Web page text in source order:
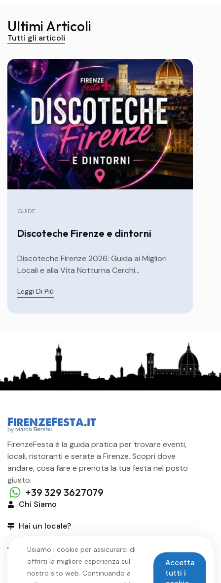
Ultimi Articoli
Tutti gli articoli
GUIDE
Discoteche Firenze e dintorni
Discoteche Firenze 2026: Guida ai Migliori
Locali e alla Vita Notturna Cerchi...
Leggi Di Più
FirenzeFesta è la guida pratica per trovare eventi,
locali, ristoranti e serate a Firenze. Scopri dove
andare, cosa fare e prenota la tua festa nel posto
giusto.
+39 329 3627079
Chi Siamo
Hai un locale?
Organizza Festa
Usiamo i cookie per assicurarci di
offrirti la migliore esperienza sul
nostro sito web. Continuando a
Accetta
tutti i